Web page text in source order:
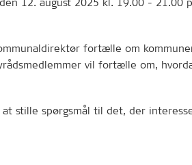
fortælle om
vil fortælle om,
stille spørgsmål til det, der